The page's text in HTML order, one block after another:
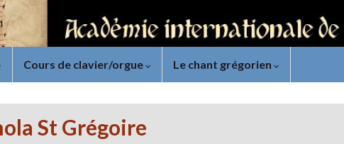
Cours de clavier/orgue Le chant grégorien
St Grégoire